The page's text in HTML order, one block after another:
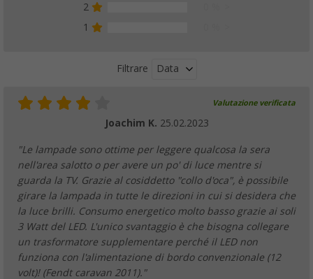
2
1
Filtrare Data
Valutazione verificata
Joachim K. 25.02.2023
"Le lampade sono ottime per leggere qualcosa la sera
nell'area salotto o per avere un po' di luce mentre si
guarda la TV. Grazie al cosiddetto "collo d'oca", è possibile
girare la lampada in tutte le direzioni in cui si desidera che
la luce brilli. Consumo energetico molto basso grazie ai soli
3 Watt del LED. L'unico svantaggio è che bisogna collegare
un trasformatore supplementare perché il LED non
funziona con l'alimentazione di bordo convenzionale (12
volt)! (Fendt caravan 2011)."